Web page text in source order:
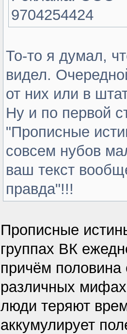
9704254424
То-то я думал,
видел.
от них или в
Ну и по первой
"Прописные
совсем нубов
ваш текст
правда"!!!
Прописные
группах ВК
причём половина
различных
люди теряют
аккумулирует